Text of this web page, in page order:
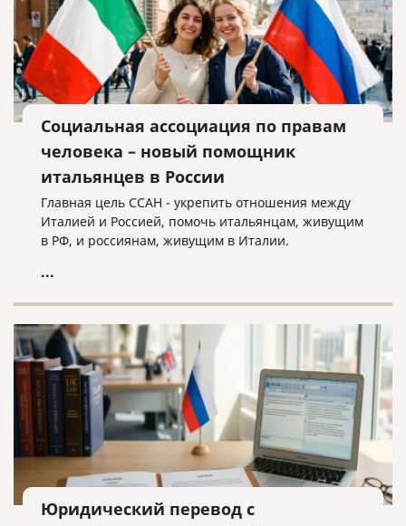
Социальная ассоциация по правам
человека – новый помощник
итальянцев в России
Главная цель ССАН - укрепить отношения между
Италией и Россией, помочь итальянцам, живущим
в РФ, и россиянам, живущим в Италии.
...
Юридический перевод с